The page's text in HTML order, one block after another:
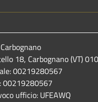
18, Carbognano (VT)
00219280567
00219280567
ufficio: UFEAWQ